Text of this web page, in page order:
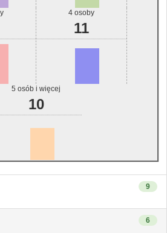
4 osoby
11
5 osób i więcej
10
9
6